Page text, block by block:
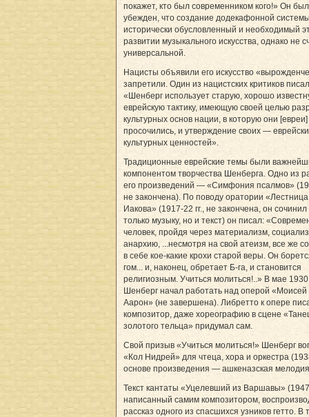
покажет, кто был современником кого!» Он был
убежден, что создание додекафонной
исторически обусловленный и необходимый
развитии музыкального искусства, однако не
универсальной.
Нацисты объявили его искусство
запретили. Один из нацистских критиков
«Шенберг использует старую, хорошо
еврейскую тактику, имеющую своей целью
культурных основ нации, в которую они [евреи]
просочились, и утверждение своих —
культурных ценностей».
Традиционные еврейские темы были
компонентом творчества Шенберга. Одно из
его произведений — «Симфония псалмов»
не закончена). По поводу оратории «Лестница
Иакова» (1917-22 гг., не закончена, он сочинил
только музыку, но и текст) он писал:
человек, пройдя через материализм,
анархию, ...несмотря на свой атеизм, все же
в себе кое-какие крохи старой веры. Он
гом... и, наконец, обретает Б-га, и становится
религиозным. Учиться молиться!..» В мае 1930
Шенберг начал работать над оперой «Моисей
Аарон» (не завершена). Либретто к опере
композитор, даже хореографию в сцене
золотого тельца» придумал сам.
Свой призыв «Учиться молиться!» Шенберг
«Кол Нидрей» для чтеца, хора и оркестра
основе произведения — ашкеназская
Текст кантаты «Уцелевший из Варшавы»
написанный самим композитором,
рассказ одного из спасшихся узников гетто. В